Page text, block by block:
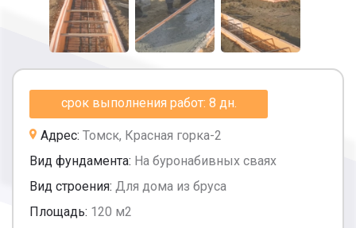
срок выполнения работ: 8 дн.
Адрес: Томск, Красная горка-2
Вид фундамента: На буронабивных сваях
Вид строения: Для дома из бруса
Площадь: 120 м2